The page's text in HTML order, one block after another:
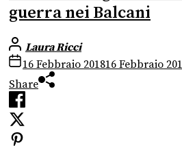
guerra nei Balcani
Laura Ricci
16 Febbraio 201816 Febbraio
Share